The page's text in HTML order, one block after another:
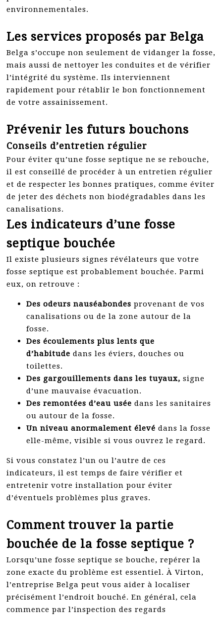
environnementales.
Les services proposés par Belga
Belga s’occupe non seulement de vidanger la fosse,
mais aussi de nettoyer les conduites et de vérifier
l’intégrité du système. Ils interviennent
rapidement pour rétablir le bon fonctionnement
de votre assainissement.
Prévenir les futurs bouchons
Conseils d’entretien régulier
Pour éviter qu’une fosse septique ne se rebouche,
il est conseillé de procéder à un entretien régulier
et de respecter les bonnes pratiques, comme éviter
de jeter des déchets non biodégradables dans les
canalisations.
Les indicateurs d’une fosse
septique bouchée
Il existe plusieurs signes révélateurs que votre
fosse septique est probablement bouchée. Parmi
eux, on retrouve :
Des odeurs nauséabondes provenant de vos
canalisations ou de la zone autour de la
fosse.
Des écoulements plus lents que
d’habitude dans les éviers, douches ou
toilettes.
Des gargouillements dans les tuyaux, signe
d’une mauvaise évacuation.
Des remontées d’eau usée dans les sanitaires
ou autour de la fosse.
Un niveau anormalement élevé dans la fosse
elle-même, visible si vous ouvrez le regard.
Si vous constatez l’un ou l’autre de ces
indicateurs, il est temps de faire vérifier et
entretenir votre installation pour éviter
d’éventuels problèmes plus graves.
Comment trouver la partie
bouchée de la fosse septique ?
Lorsqu’une fosse septique se bouche, repérer la
zone exacte du problème est essentiel. À Virton,
l’entreprise Belga peut vous aider à localiser
précisément l’endroit bouché. En général, cela
commence par l’inspection des regards